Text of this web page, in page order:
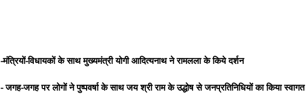
-मंत्रियों-विधायकों के साथ मुख्यमंत्री योगी आदित्यनाथ ने रामलला के किये दर्शन
- जगह-जगह पर लोगों ने पुष्पवर्षा के साथ जय श्री राम के उद्धोष से जनप्रतिनिधियों का किया स्वागत